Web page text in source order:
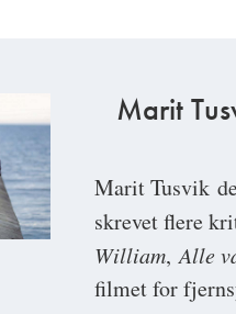
Marit
Marit Tusvik
skrevet flere
William,Alle
filmet for